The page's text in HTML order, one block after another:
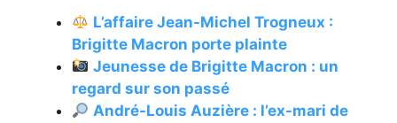
L’affaire Jean-Michel Trogneux :
Brigitte Macron porte plainte
Jeunesse de Brigitte Macron : un
regard sur son passé
André-Louis Auzière : l’ex-mari de